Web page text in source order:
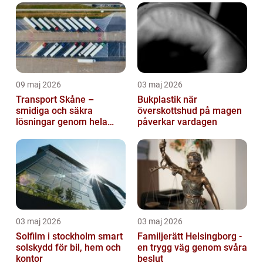
09 maj 2026
Transport Skåne –
smidiga och säkra
lösningar genom hela
03 maj 2026
Bukplastik när
överskottshud på magen
påverkar vardagen
03 maj 2026
Solfilm i stockholm smart
solskydd för bil, hem och
kontor
03 maj 2026
Familjerätt Helsingborg -
en trygg väg genom svåra
beslut